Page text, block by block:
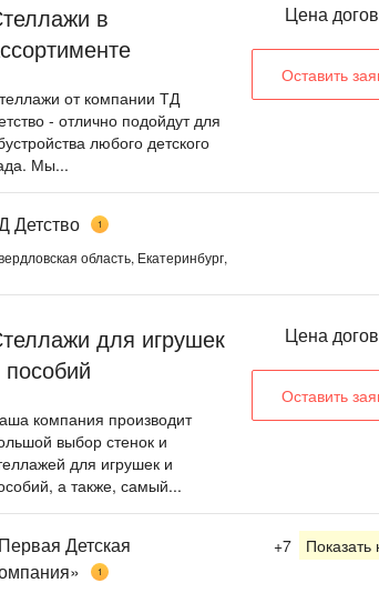
в
от компании ТД
- отлично подойдут для
любого детского
Мы...
Цена
Оставить
Детство 1
область, Екатеринбург,
для игрушек
пособий
компания производит
выбор стенок и
для игрушек и
а также, самый...
Цена
Оставить
Детская
1
+7